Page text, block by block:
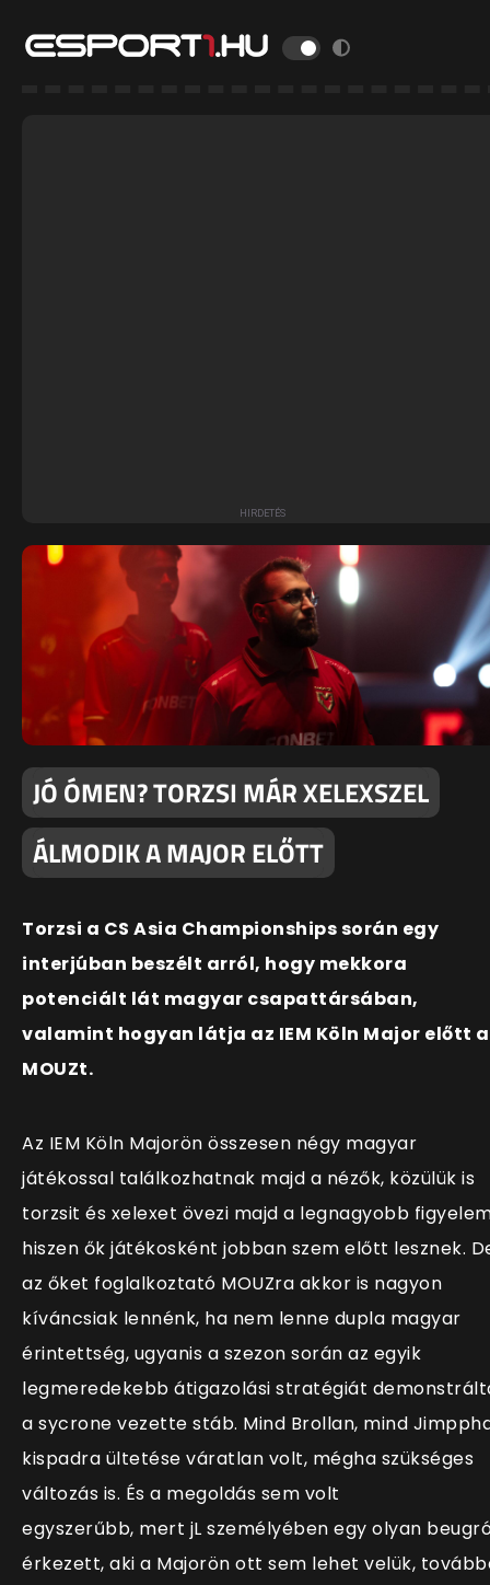
JÓ ÓMEN? TORZSI MÁR XELEXSZEL
ÁLMODIK A MAJOR ELŐTT
Torzsi a CS Asia Championships során egy
interjúban beszélt arról, hogy mekkora
potenciált lát magyar csapattársában,
valamint hogyan látja az IEM Köln Major előtt a
MOUZt.
Az IEM Köln Majorön összesen négy magyar
játékossal találkozhatnak majd a nézők, közülük is
torzsit és xelexet övezi majd a legnagyobb
hiszen ők játékosként jobban szem előtt lesznek.
az őket foglalkoztató MOUZra akkor is nagyon
kíváncsiak lennénk, ha nem lenne dupla magyar
érintettség, ugyanis a szezon során az egyik
legmeredekebb átigazolási stratégiát
a sycrone vezette stáb. Mind Brollan, mind
kispadra ültetése váratlan volt, mégha szükséges
változás is. És a megoldás sem volt
egyszerűbb, mert jL személyében egy olyan
érkezett, aki a Majorön ott sem lehet velük,